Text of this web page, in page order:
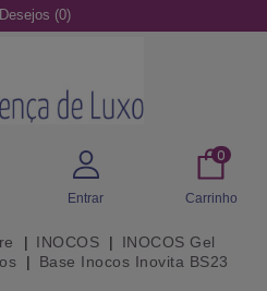
Desejos (0)
Entrar
0
Carrinho
INOCOS
INOCOS Gel
Base Inocos Inovita BS23